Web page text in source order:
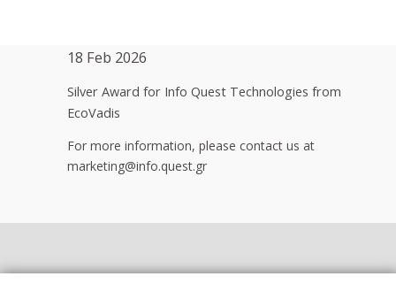
18 Feb 2026
Silver Award for Info Quest Technologies from
EcoVadis
For more information, please contact us at
marketing@info.quest.gr